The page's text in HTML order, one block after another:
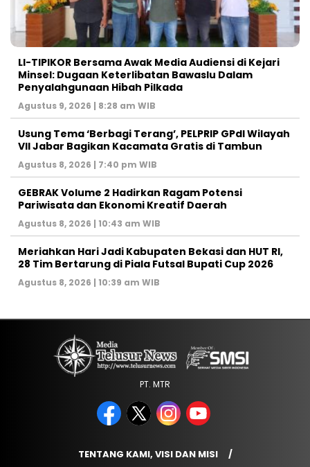
LI-TIPIKOR Bersama Awak Media Audiensi di Kejari
Minsel: Dugaan Keterlibatan Bawaslu Dalam
Penyalahgunaan Hibah Pilkada
Agustus 9, 2026 | 8:28 am WIB
‎Usung Tema ‘Berbagi Terang’, PELPRIP GPdI Wilayah
VII Jabar Bagikan Kacamata Gratis di Tambun
Agustus 8, 2026 | 7:40 pm WIB
GEBRAK Volume 2 Hadirkan Ragam Potensi
Pariwisata dan Ekonomi Kreatif Daerah
Agustus 8, 2026 | 10:43 am WIB
Meriahkan Hari Jadi Kabupaten Bekasi dan HUT RI,
28 Tim Bertarung di Piala Futsal Bupati Cup 2026
Agustus 8, 2026 | 10:39 am WIB
PT. MTR
TENTANG KAMI, VISI DAN MISI